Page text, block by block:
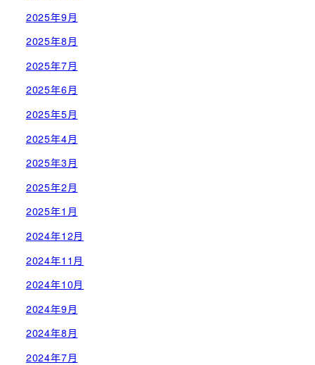
2025年9月
2025年8月
2025年7月
2025年6月
2025年5月
2025年4月
2025年3月
2025年2月
2025年1月
2024年12月
2024年11月
2024年10月
2024年9月
2024年8月
2024年7月